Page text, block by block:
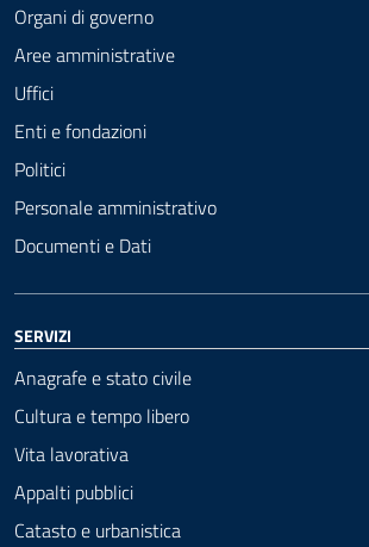
Organi di governo
Aree amministrative
Uffici
Enti e fondazioni
Politici
Personale amministrativo
Documenti e Dati
SERVIZI
Anagrafe e stato civile
Cultura e tempo libero
Vita lavorativa
Appalti pubblici
Catasto e urbanistica